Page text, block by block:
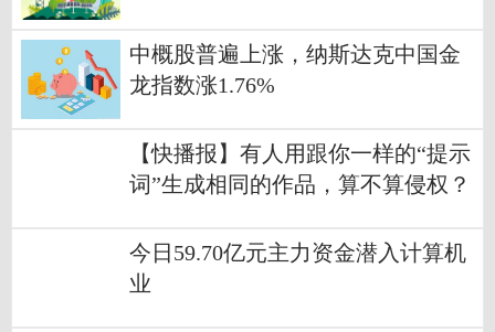
中概股普遍上涨，纳斯达克中国金
龙指数涨1.76%
【快播报】有人用跟你一样的“提示
词”生成相同的作品，算不算侵权？
今日59.70亿元主力资金潜入计算机
业